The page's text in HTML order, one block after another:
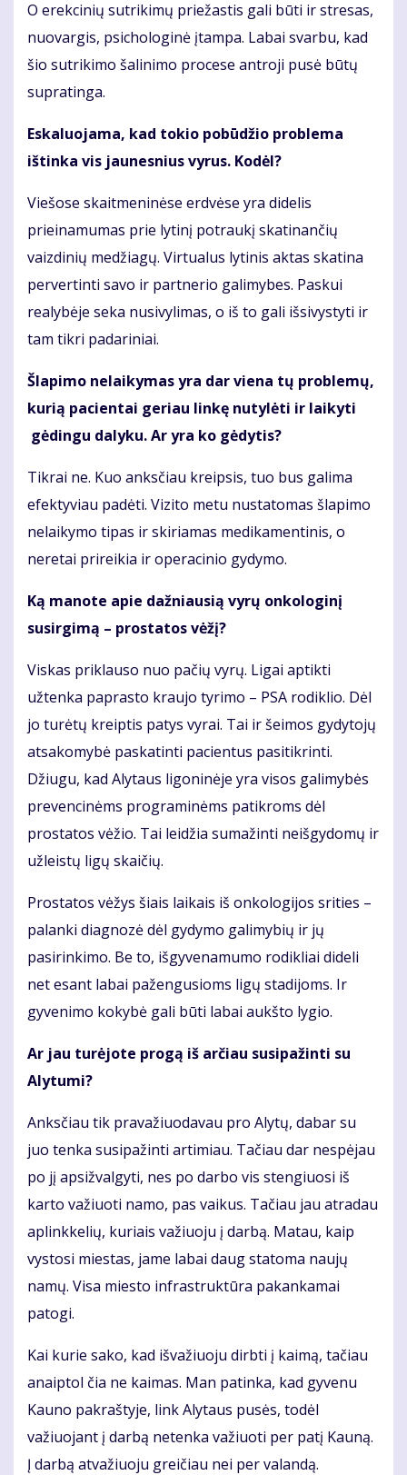
O erekcinių sutrikimų priežastis gali būti ir stresas,
nuovargis, psichologinė įtampa. Labai svarbu, kad
šio sutrikimo šalinimo procese antroji pusė būtų
supratinga.
Eskaluojama, kad tokio pobūdžio problema
ištinka vis jaunesnius vyrus. Kodėl?
Viešose skaitmeninėse erdvėse yra didelis
prieinamumas prie lytinį potraukį skatinančių
vaizdinių medžiagų. Virtualus lytinis aktas skatina
pervertinti savo ir partnerio galimybes. Paskui
realybėje seka nusivylimas, o iš to gali išsivystyti ir
tam tikri padariniai.
Šlapimo nelaikymas yra dar viena tų problemų,
kurią pacientai geriau linkę nutylėti ir laikyti
gėdingu dalyku. Ar yra ko gėdytis?
Tikrai ne. Kuo anksčiau kreipsis, tuo bus galima
efektyviau padėti. Vizito metu nustatomas šlapimo
nelaikymo tipas ir skiriamas medikamentinis, o
neretai prireikia ir operacinio gydymo.
Ką manote apie dažniausią vyrų onkologinį
susirgimą – prostatos vėžį?
Viskas priklauso nuo pačių vyrų. Ligai aptikti
užtenka paprasto kraujo tyrimo – PSA rodiklio. Dėl
jo turėtų kreiptis patys vyrai. Tai ir šeimos gydytojų
atsakomybė paskatinti pacientus pasitikrinti.
Džiugu, kad Alytaus ligoninėje yra visos galimybės
prevencinėms programinėms patikroms dėl
prostatos vėžio. Tai leidžia sumažinti neišgydomų ir
užleistų ligų skaičių.
Prostatos vėžys šiais laikais iš onkologijos srities –
palanki diagnozė dėl gydymo galimybių ir jų
pasirinkimo. Be to, išgyvenamumo rodikliai dideli
net esant labai pažengusioms ligų stadijoms. Ir
gyvenimo kokybė gali būti labai aukšto lygio.
Ar jau turėjote progą iš arčiau susipažinti su
Alytumi?
Anksčiau tik pravažiuodavau pro Alytų, dabar su
juo tenka susipažinti artimiau. Tačiau dar nespėjau
po jį apsižvalgyti, nes po darbo vis stengiuosi iš
karto važiuoti namo, pas vaikus. Tačiau jau atradau
aplinkkelių, kuriais važiuoju į darbą. Matau, kaip
vystosi miestas, jame labai daug statoma naujų
namų. Visa miesto infrastruktūra pakankamai
patogi.
Kai kurie sako, kad išvažiuoju dirbti į kaimą, tačiau
anaiptol čia ne kaimas. Man patinka, kad gyvenu
Kauno pakraštyje, link Alytaus pusės, todėl
važiuojant į darbą netenka važiuoti per patį Kauną.
Į darbą atvažiuoju greičiau nei per valandą.